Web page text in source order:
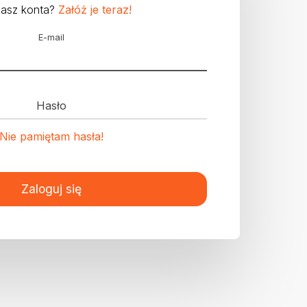
konta? Załóż je teraz!
E-mail
Hasło
Nie pamiętam hasła!
Zaloguj się